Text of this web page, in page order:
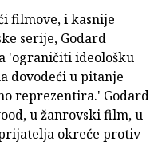
filmove, i kasnije
serije, Godard
'ograničiti ideološku
dovodeći u pitanje
reprezentira.' Godard
u žanrovski film, u
okreće protiv